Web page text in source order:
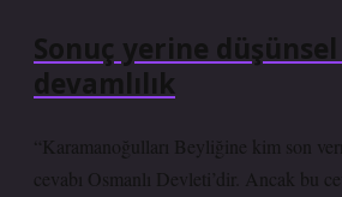
Sonuç yerine
devamlılık
“Karamanoğulları Beyliğine kim son
cevabı Osmanlı Devleti’dir. Ancak bu